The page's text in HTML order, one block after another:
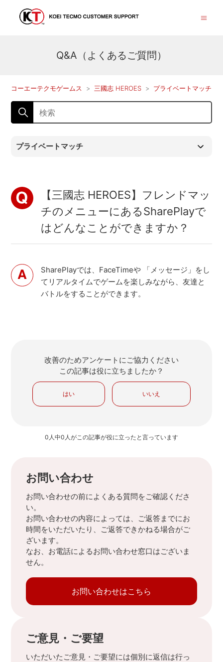
Q&A（よくあるご質問）
コーエーテクモゲームス 三國志 HEROES プライベートマッチ
プライベートマッチ
【三國志 HEROES】フレンドマッ
チのメニューにあるSharePlayで
はどんなことができますか？
SharePlayでは、FaceTimeや 「メッセージ」をし
てリアルタイムでゲームを楽しみながら、友達と
バトルをすることができます。
改善のためアンケートにご協力ください
この記事は役に立ちましたか？
はい いいえ
0人中0人がこの記事が役に立ったと言っています
お問い合わせ
お問い合わせの前によくある質問をご確認くださ
い。
お問い合わせの内容によっては、ご返答までにお
時間をいただいたり、ご返答できかねる場合がご
ざいます。
なお、お電話によるお問い合わせ窓口はございま
せん。
お問い合わせはこちら
ご意見・ご要望
いただいたご意見・ご要望には個別に返信は行っ